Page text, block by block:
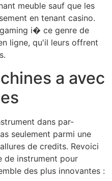
meuble sauf que les
en tenant casino.
i� ce genre de
ligne, qu'il leurs offrent
a avec
dans par-
seulement parmi une
de credits. Revoici
de instrument pour
des plus innovantes :